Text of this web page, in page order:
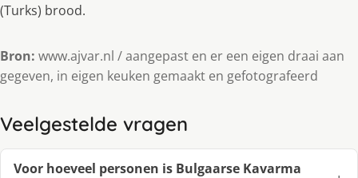
(Turks) brood.
Bron: www.ajvar.nl / aangepast en er een eigen draai aan
gegeven, in eigen keuken gemaakt en gefotografeerd
Veelgestelde vragen
Voor hoeveel personen is Bulgaarse Kavarma